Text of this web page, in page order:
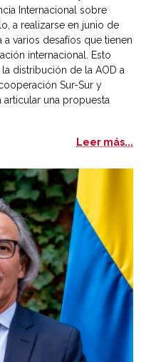
Internacional sobre
a realizarse en junio de
a varios desafíos que tienen
internacional. Esto
distribución de la AOD a
Sur-Sur y
articular una propuesta
Leer más...
Colombia y España